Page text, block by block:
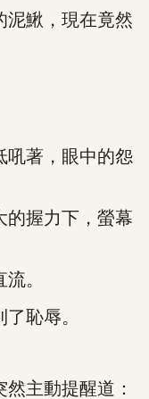
鰍，現在竟然
著，眼中的怨
握力下，螢幕
。
恥辱。
主動提醒道：